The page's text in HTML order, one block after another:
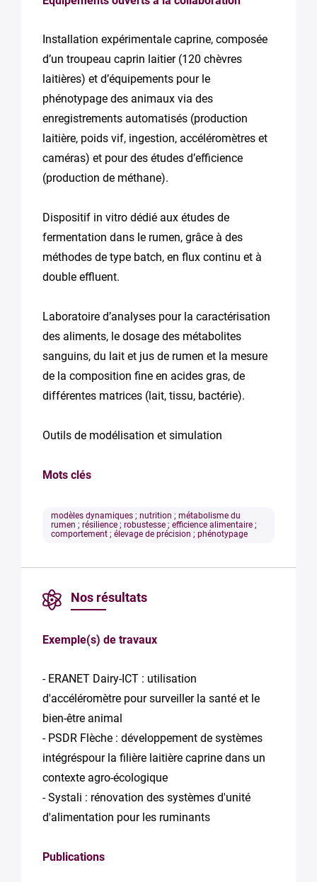
Installation expérimentale caprine, composée
d’un troupeau caprin laitier (120 chèvres
laitières) et d’équipements pour le
phénotypage des animaux via des
enregistrements automatisés (production
laitière, poids vif, ingestion, accéléromètres et
caméras) et pour des études d’efficience
(production de méthane).
Dispositif in vitro dédié aux études de
fermentation dans le rumen, grâce à des
méthodes de type batch, en flux continu et à
double effluent.
Laboratoire d’analyses pour la caractérisation
des aliments, le dosage des métabolites
sanguins, du lait et jus de rumen et la mesure
de la composition fine en acides gras, de
différentes matrices (lait, tissu, bactérie).
Outils de modélisation et simulation
Mots clés
modèles dynamiques ; nutrition ; métabolisme du
rumen ; résilience ; robustesse ; efficience alimentaire ;
comportement ; élevage de précision ; phénotypage
Nos résultats
Exemple(s) de travaux
- ERANET Dairy-ICT : utilisation
d'accéléromètre pour surveiller la santé et le
bien-être animal
- PSDR Flèche : développement de systèmes
intégréspour la filière laitière caprine dans un
contexte agro-écologique
- Systali : rénovation des systèmes d'unité
d'alimentation pour les ruminants
Publications